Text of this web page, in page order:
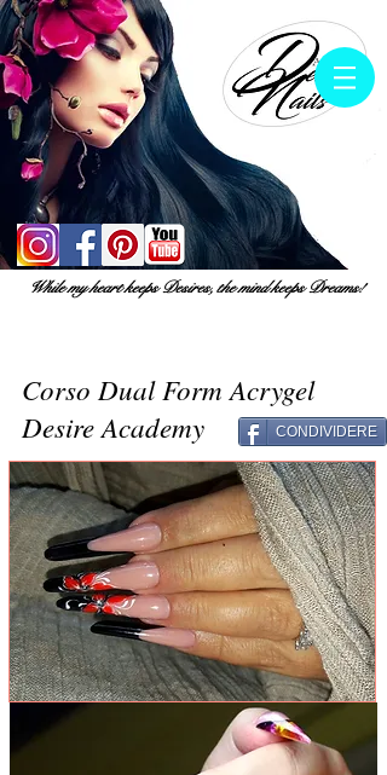
While my heart keeps Desires, the mind keeps Dreams!
Corso Dual Form Acrygel
Desire Academy
CONDIVIDERE